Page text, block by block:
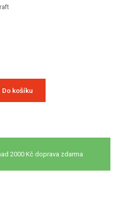
Do košíku
2000 Kč doprava zdarma